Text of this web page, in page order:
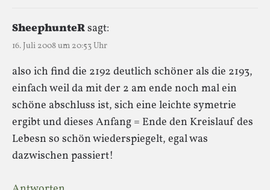
SheephunteRsagt:
16. Juli 2008 um 20:53 Uhr
also ich find die 2192 deutlich schöner als die 2193,
einfach weil da mit der 2 am ende noch mal ein
schöne abschluss ist, sich eine leichte symetrie
ergibt und dieses Anfang = Ende den Kreislauf des
Lebesn so schön wiederspiegelt, egal was
dazwischen passiert!